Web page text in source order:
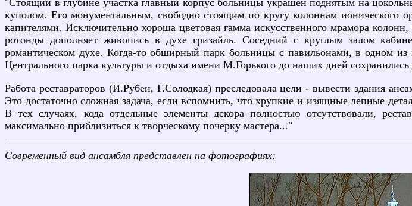
куполом. Его монументальным, свободно стоящим по кругу колоннам ионического
капителями. Исключительно хороша цветовая гамма искусственного мрамора
ротонды дополняет живопись в духе гризайль. Соседний с круглым залом
романтическом духе. Когда-то обширный парк больницы с павильонами, в одном
Центрального парка культуры и отдыха имени М.Горького до наших дней
Работа реставраторов (И.Рубен, Г.Солодкая) преследовала цели - вывести здания
Это достаточно сложная задача, если вспомнить, что хрупкие и изящные лепные
В тех случаях, кода отдельные элементы декора полностью отсутствовали,
максимально приблизиться к творческому почерку мастера..."
Современный вид ансамбля представлен на фотографиях: